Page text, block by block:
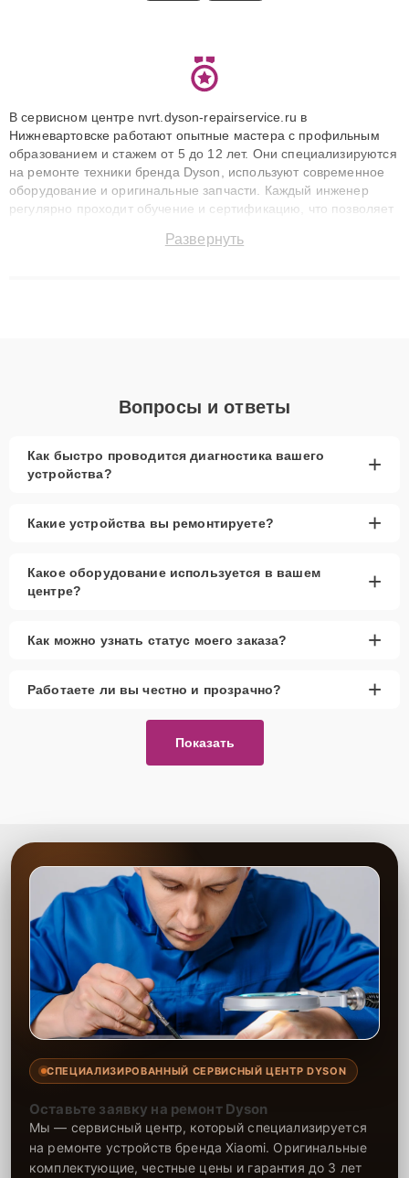
В сервисном центре nvrt.dyson-repairservice.ru в
Нижневартовске работают опытные мастера с профильным
образованием и стажем от 5 до 12 лет. Они специализируются
на ремонте техники бренда Dyson, используют современное
оборудование и оригинальные запчасти. Каждый инженер
регулярно проходит обучение и сертификацию, что позволяет
технику с сохранением гарантии до 3 лет. Наши мастера
Развернуть
Вопросы и ответы
Как быстро проводится диагностика вашего
устройства?
+
Какие устройства вы ремонтируете? +
Какое оборудование используется в вашем
центре?
+
Как можно узнать статус моего заказа? +
Работаете ли вы честно и прозрачно? +
Показать
СПЕЦИАЛИЗИРОВАННЫЙ СЕРВИСНЫЙ ЦЕНТР DYSON
Оставьте заявку на ремонт Dyson
Мы — сервисный центр, который специализируется
на ремонте устройств бренда Xiaomi. Оригинальные
комплектующие, честные цены и гарантия до 3 лет